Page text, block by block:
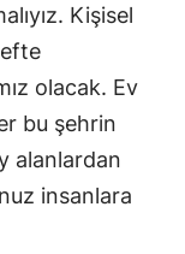
Kişisel
olacak. Ev
bu şehrin
alanlardan
insanlara